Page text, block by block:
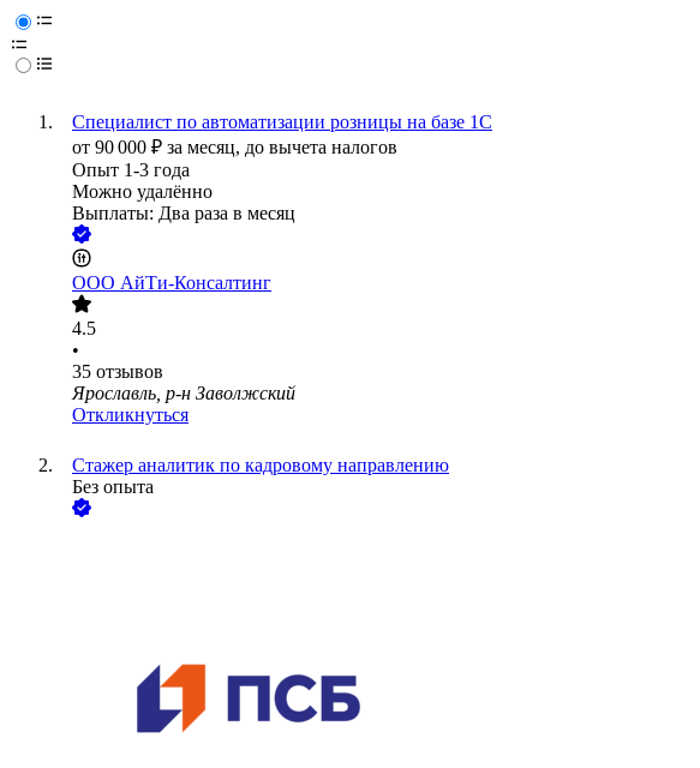
Специалист по автоматизации розницы на базе 1С
от 90 000 ₽ за месяц, до вычета налогов
Опыт 1-3 года
Можно удалённо
Выплаты: Два раза в месяц
ООО АйТи-Консалтинг
4.5
•
35 отзывов
Ярославль, р-н Заволжский
Откликнуться
Стажер аналитик по кадровому направлению
Без опыта